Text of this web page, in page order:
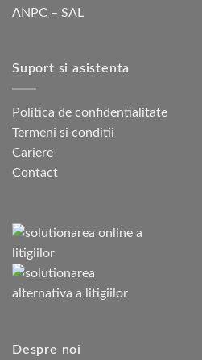
ANPC – SAL
Suport si asistenta
Politica de confidentialitate
Termeni si conditii
Cariere
Contact
Despre noi